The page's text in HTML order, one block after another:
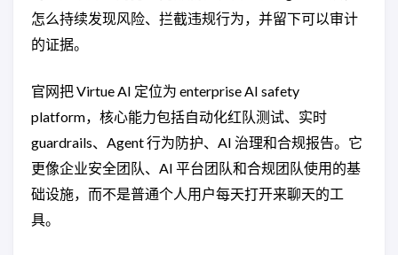
怎么持续发现风险、拦截违规行为，并留下可以审计
的证据。
官网把 Virtue AI 定位为 enterprise AI safety
platform，核心能力包括自动化红队测试、实时
guardrails、Agent 行为防护、AI 治理和合规报告。它
更像企业安全团队、AI 平台团队和合规团队使用的基
础设施，而不是普通个人用户每天打开来聊天的工
具。